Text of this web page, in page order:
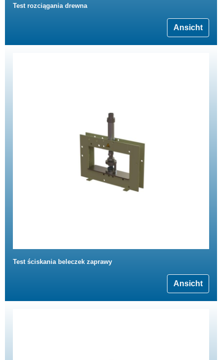
Test rozciągania drewna
Ansicht
Test ściskania beleczek zaprawy
Ansicht